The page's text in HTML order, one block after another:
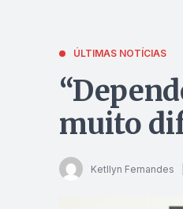
ÚLTIMAS NOTÍCIAS
muito
Ketllyn Fernandes